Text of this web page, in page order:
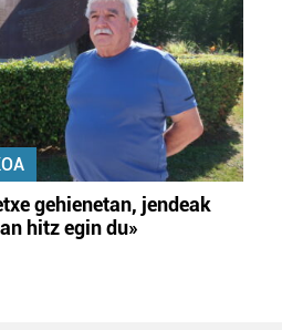
gehienetan, jendeak
hitz egin du»